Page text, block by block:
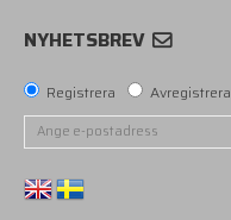
NYHETSBREV
Registrera
Avregistrera